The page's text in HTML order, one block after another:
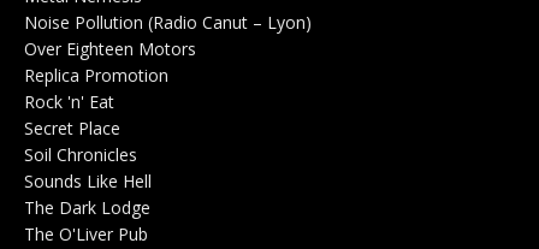
Noise Pollution (Radio Canut – Lyon)
Over Eighteen Motors
Replica Promotion
Rock 'n' Eat
Secret Place
Soil Chronicles
Sounds Like Hell
The Dark Lodge
The O'Liver Pub